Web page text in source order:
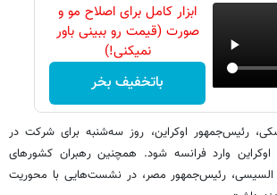
ابزار کامل برای اصلاح مو و
صورت (قیمت رو ببینی باور
نمیکنی!)
باتخفیف بخر
رئیس‌جمهور اوکراین، روز سه‌شنبه برای شرکت در
وارد فرانسه شود. همچنین رهبران کشورهای
السیسی، رئیس‌جمهور مصر، در نشست‌هایی با محوریت